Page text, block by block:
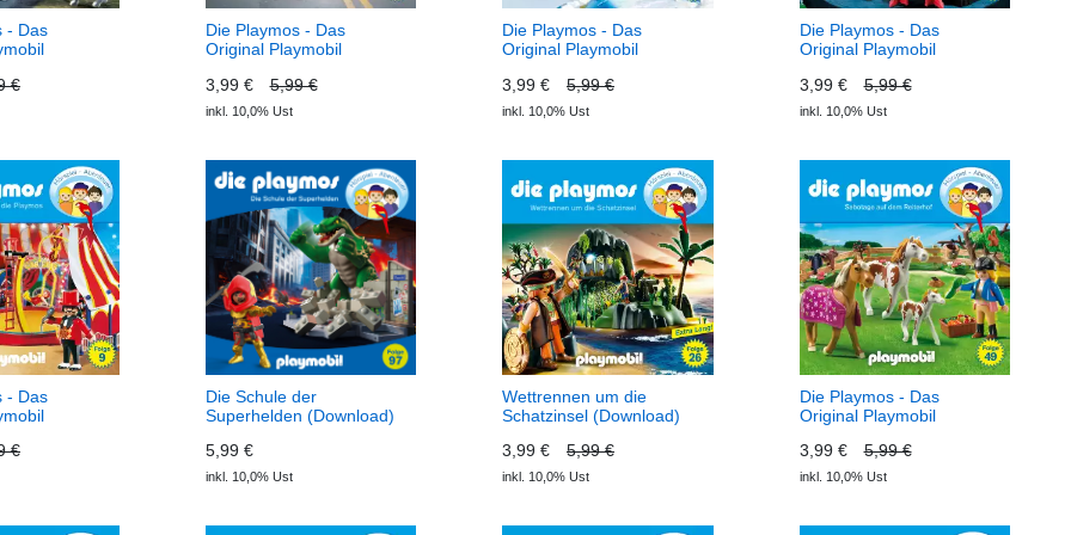
- Das
Playmos -
€
Die Playmos - Das
Original Playmobil
Playmos ermitteln
(Download) Die Playmos -
3,99 € 5,99 €
inkl. 10,0% Ust
Die Playmos - Das
Original Playmobil
der Eispiraten (Download)
Die Playmos - Das
3,99 € 5,99 €
inkl. 10,0% Ust
Die Playmos - Das
Original Playmobil
Geheimnis des
Drachenfeuers
Hörspiel
3,99 € 5,99 €
inkl. 10,0% Ust
- Das
die
Die
€
Die Schule der
Superhelden (Download)
5,99 €
inkl. 10,0% Ust
Wettrennen um die
Schatzinsel (Download)
Original Playmobil
Hörspiel
3,99 € 5,99 €
inkl. 10,0% Ust
Die Playmos - Das
Original Playmobil
Sabotage auf dem
Reiterhof (Download) Die
3,99 € 5,99 €
inkl. 10,0% Ust